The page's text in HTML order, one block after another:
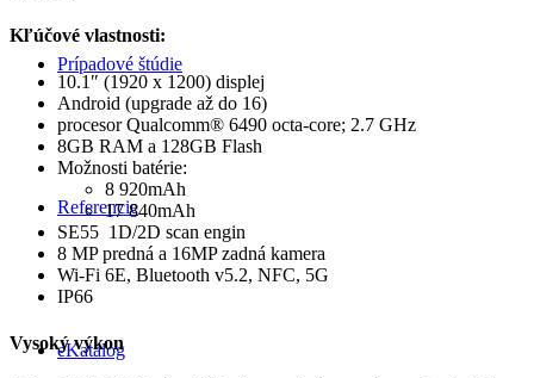
Prípadové štúdie
Referencie
eKatalog
Kľúčové vlastnosti:
10.1″ (1920 x 1200) displej
Android (upgrade až do 16)
procesor Qualcomm® 6490 octa-core; 2.7 GHz
8GB RAM a 128GB Flash
Možnosti batérie:
8 920mAh
17 840mAh
SE55 1D/2D scan engin
8 MP predná a 16MP zadná kamera
Wi-Fi 6E, Bluetooth v5.2, NFC, 5G
IP66
Vysoký výkon